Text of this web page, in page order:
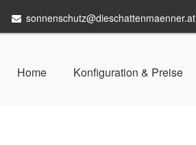
sonnenschutz@dieschattenmaenner.at
Home Konfiguration & Preise